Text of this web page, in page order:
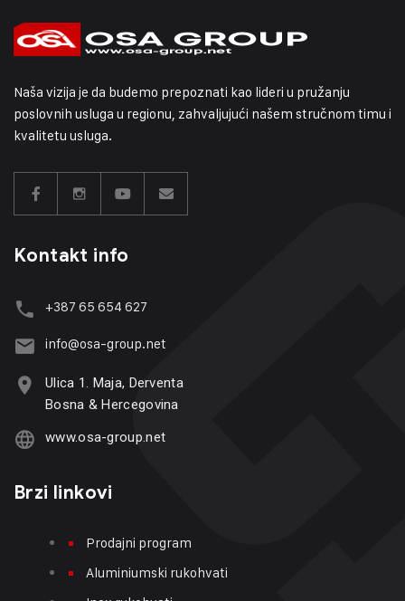
Naša vizija je da budemo prepoznati kao lideri u pružanju
poslovnih usluga u regionu, zahvaljujući našem stručnom timu i
kvalitetu usluga.
Kontakt info
+387 65 654 627
info@osa-group.net
Ulica 1. Maja, Derventa
Bosna & Hercegovina
www.osa-group.net
Brzi linkovi
Prodajni program
Aluminiumski rukohvati